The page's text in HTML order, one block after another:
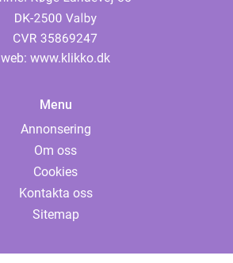
web: www.klikko.dk
Menu
Annonsering
Om oss
Cookies
Kontakta oss
Sitemap